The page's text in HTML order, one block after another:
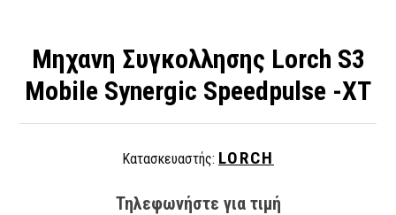
Μηχανη Συγκολλησης Lorch S3
Mobile Synergic Speedpulse -XT
Κατασκευαστής: LORCH
Τηλεφωνήστε για τιμή